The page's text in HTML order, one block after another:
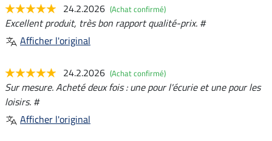
24.2.2026 (Achat confirmé)
Excellent produit, très bon rapport qualité-prix. #
Afficher l'original
24.2.2026 (Achat confirmé)
Sur mesure. Acheté deux fois : une pour l'écurie et une pour les
loisirs. #
Afficher l'original